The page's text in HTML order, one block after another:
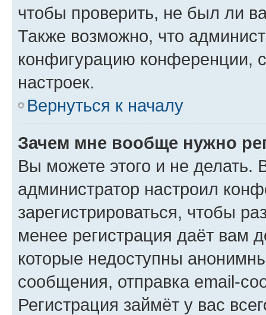
чтобы проверить, не был ли
Также возможно, что
конфигурацию конференции,
настроек.
Вернуться к началу
Зачем мне вообще нужно
Вы можете этого и не делать.
администратор настроил
зарегистрироваться, чтобы
менее регистрация даёт вам
которые недоступны
сообщения, отправка email-
Регистрация займёт у вас